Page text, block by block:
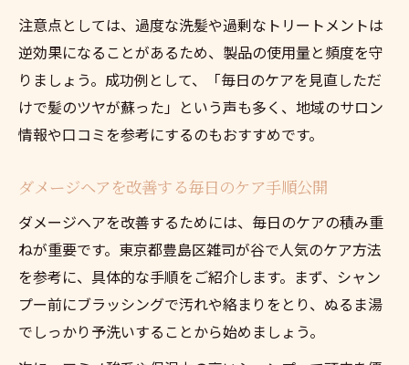
注意点としては、過度な洗髪や過剰なトリートメントは
逆効果になることがあるため、製品の使用量と頻度を守
りましょう。成功例として、「毎日のケアを見直しただ
けで髪のツヤが蘇った」という声も多く、地域のサロン
情報や口コミを参考にするのもおすすめです。
ダメージヘアを改善する毎日のケア手順公開
ダメージヘアを改善するためには、毎日のケアの積み重
ねが重要です。東京都豊島区雑司が谷で人気のケア方法
を参考に、具体的な手順をご紹介します。まず、シャン
プー前にブラッシングで汚れや絡まりをとり、ぬるま湯
でしっかり予洗いすることから始めましょう。